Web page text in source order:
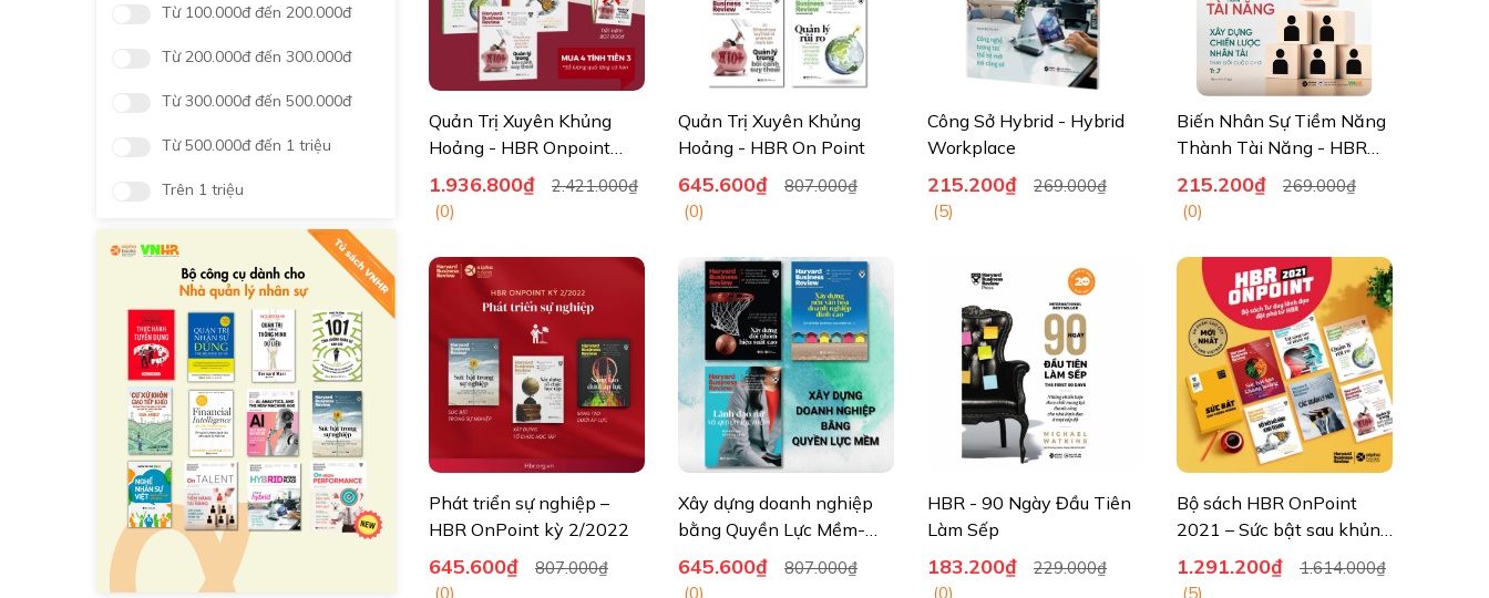
Từ 100.000đ đến 200.000đ
Từ 200.000đ đến 300.000đ
Từ 300.000đ đến 500.000đ
Từ 500.000đ đến 1 triệu
Trên 1 triệu
Quản Trị Xuyên Khủng
Hoảng - HBR Onpoint
(Set 3 bộ HBR ONPOINT
+ tặng 1 bộ)
1.936.800₫
2.421.000₫
(0)
Quản Trị Xuyên Khủng
Hoảng - HBR On Point
645.600₫
807.000₫
(0)
Công Sở Hybrid - Hybrid
Workplace
215.200₫
269.000₫
(5)
Biến Nhân Sự Tiềm Năng
Thành Tài Năng - HBR
On Talent
215.200₫
269.000₫
(0)
Phát triển sự nghiệp –
HBR OnPoint kỳ 2/2022
645.600₫
807.000₫
(0)
Xây dựng doanh nghiệp
bằng Quyền Lực Mềm-
HBR OnPoint 2022
645.600₫
807.000₫
(0)
HBR - 90 Ngày Đầu Tiên
Làm Sếp
183.200₫
229.000₫
(0)
Bộ sách HBR OnPoint
2021 – Sức bật sau khủng
hoảng (Trọn bộ 6 cuốn
kèm tặng Boxset)
1.291.200₫
1.614.000₫
(5)